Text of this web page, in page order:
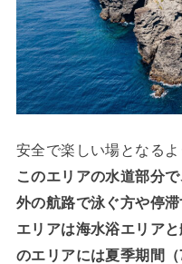
安全で楽しい場となるよ
このエリアの水道部分
外の航路で泳ぐ方や停
エリアは海水浴エリア
のエリアには夏季期間